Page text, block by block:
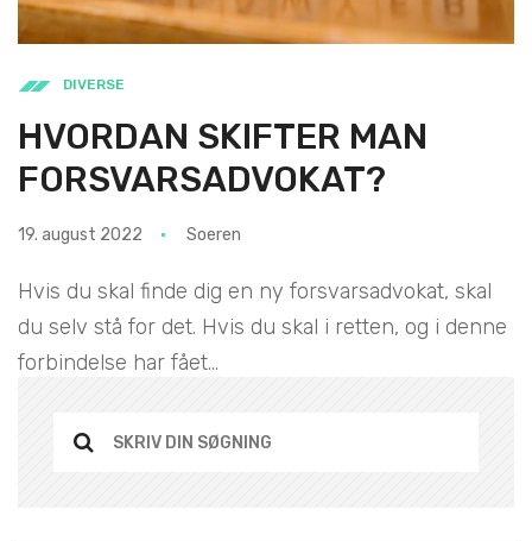
DIVERSE
HVORDAN SKIFTER MAN
FORSVARSADVOKAT?
19. august 2022 Soeren
Hvis du skal finde dig en ny forsvarsadvokat, skal
du selv stå for det. Hvis du skal i retten, og i denne
forbindelse har fået...